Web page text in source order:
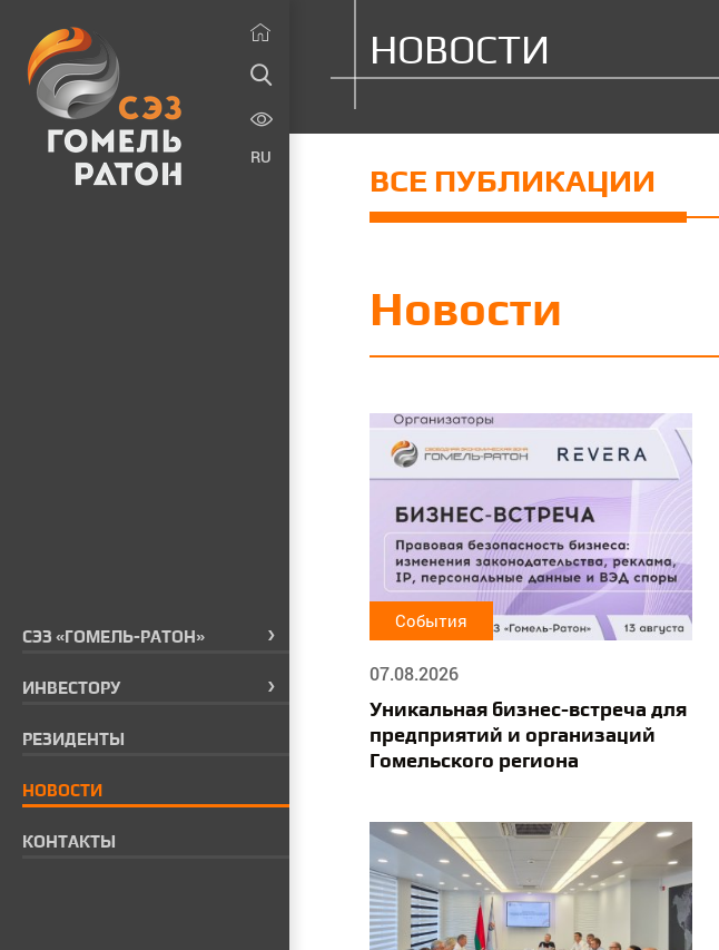
RU
СЭЗ «ГОМЕЛЬ-РАТОН»
ИНВЕСТОРУ
РЕЗИДЕНТЫ
НОВОСТИ
КОНТАКТЫ
НОВОСТИ
ВСЕ ПУБЛИКАЦИИ
Новости
События
07.08.2026
Уникальная бизнес-встреча для
предприятий и организаций
Гомельского региона